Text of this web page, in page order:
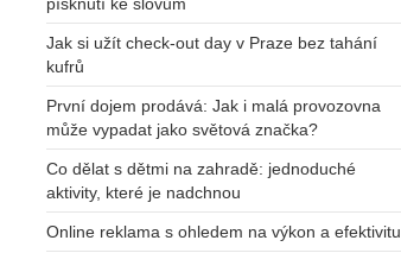
písknutí ke slovům
Jak si užít check-out day v Praze bez tahání
kufrů
První dojem prodává: Jak i malá provozovna
může vypadat jako světová značka?
Co dělat s dětmi na zahradě: jednoduché
aktivity, které je nadchnou
Online reklama s ohledem na výkon a efektivitu